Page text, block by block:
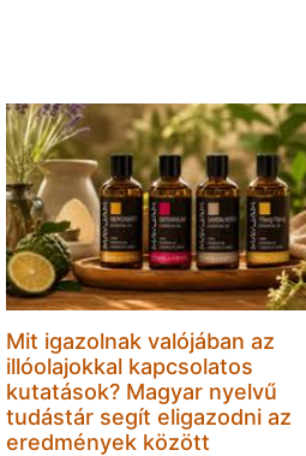
Mit igazolnak valójában az
illóolajokkal kapcsolatos
kutatások? Magyar nyelvű
tudástár segít eligazodni az
eredmények között